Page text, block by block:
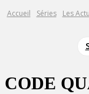
Accueil Séries Les
CODE